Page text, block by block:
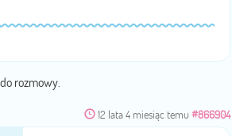
rozmowy.
12 lata 4 miesiąc temu #866904